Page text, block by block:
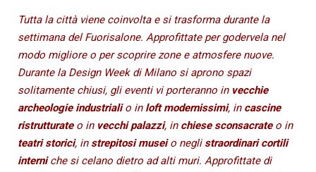
Tutta la città viene coinvolta e si trasforma durante la
settimana del Fuorisalone. Approfittate per godervela nel
modo migliore o per scoprire zone e atmosfere nuove.
Durante la Design Week di Milano si aprono spazi
solitamente chiusi, gli eventi vi porteranno in vecchie
archeologie industrialio in loft modernissimi, in cascine
ristrutturateo in vecchi palazzi, in chiese sconsacrateo in
teatri storici, in strepitosi museio negli straordinari cortili
interniche si celano dietro ad alti muri. Approfittate di